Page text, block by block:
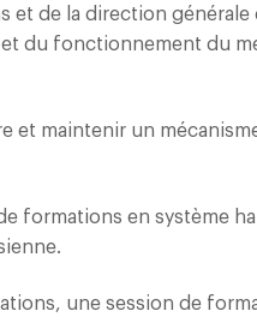
de la direction générale
du fonctionnement du
et maintenir un
formations en système
une session de